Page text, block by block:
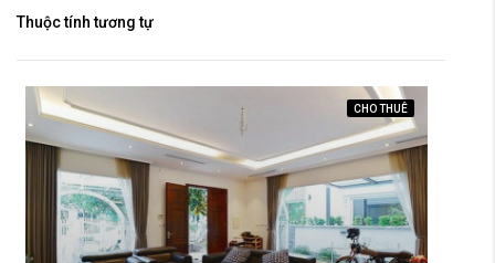
Thuộc tính tương tự
CHO THUÊ